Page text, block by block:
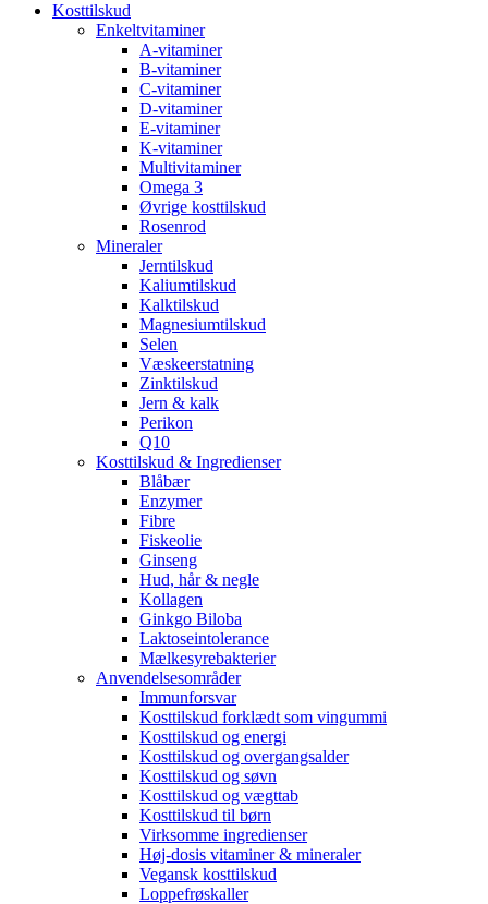
Kosttilskud
Enkeltvitaminer
A-vitaminer
B-vitaminer
C-vitaminer
D-vitaminer
E-vitaminer
K-vitaminer
Multivitaminer
Omega 3
Øvrige kosttilskud
Rosenrod
Mineraler
Jerntilskud
Kaliumtilskud
Kalktilskud
Magnesiumtilskud
Selen
Væskeerstatning
Zinktilskud
Jern & kalk
Perikon
Q10
Kosttilskud & Ingredienser
Blåbær
Enzymer
Fibre
Fiskeolie
Ginseng
Hud, hår & negle
Kollagen
Ginkgo Biloba
Laktoseintolerance
Mælkesyrebakterier
Anvendelsesområder
Immunforsvar
Kosttilskud forklædt som vingummi
Kosttilskud og energi
Kosttilskud og overgangsalder
Kosttilskud og søvn
Kosttilskud og vægttab
Kosttilskud til børn
Virksomme ingredienser
Høj-dosis vitaminer & mineraler
Vegansk kosttilskud
Loppefrøskaller